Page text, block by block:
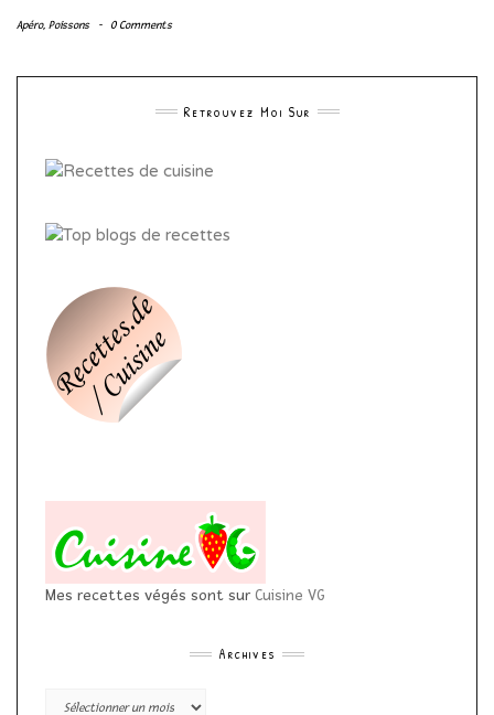
Apéro, Poissons - 0 Comments
Retrouvez Moi Sur
Mes recettes végés sont sur Cuisine VG
Archives
Archives